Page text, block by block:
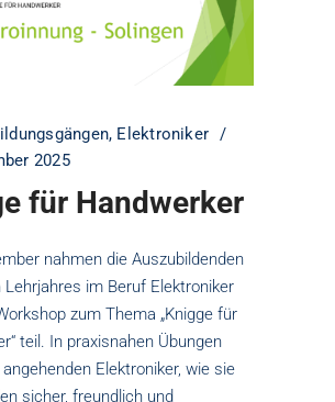
, Elektroniker
2025
für Handwerker
nahmen die Auszubildenden
im Beruf Elektroniker
zum Thema „Knigge für
teil. In praxisnahen Übungen
angehenden Elektroniker, wie sie
sicher, freundlich und